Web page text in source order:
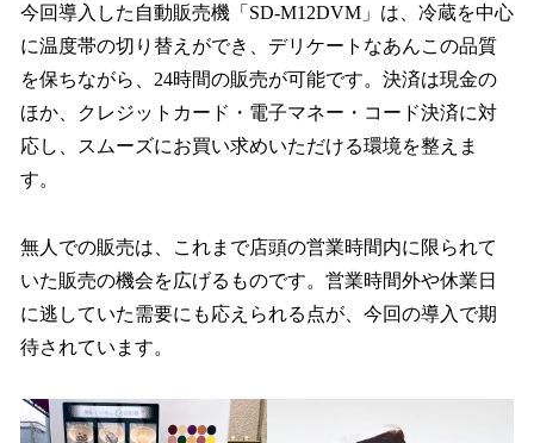
今回導入した自動販売機「SD-M12DVM」は、冷蔵を中心
に温度帯の切り替えができ、デリケートなあんこの品質
を保ちながら、24時間の販売が可能です。決済は現金の
ほか、クレジットカード・電子マネー・コード決済に対
応し、スムーズにお買い求めいただける環境を整えま
す。
無人での販売は、これまで店頭の営業時間内に限られて
いた販売の機会を広げるものです。営業時間外や休業日
に逃していた需要にも応えられる点が、今回の導入で期
待されています。